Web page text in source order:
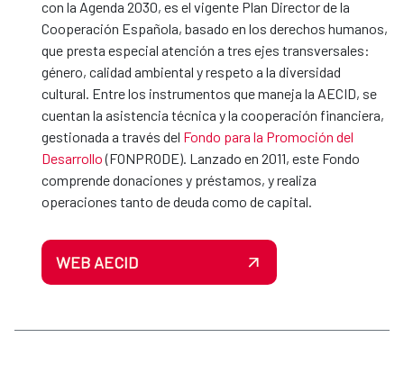
con la Agenda 2030, es el vigente Plan Director de la
Cooperación Española, basado en los derechos humanos,
que presta especial atención a tres ejes transversales:
género, calidad ambiental y respeto a la diversidad
cultural. Entre los instrumentos que maneja la AECID, se
cuentan la asistencia técnica y la cooperación financiera,
gestionada a través del Fondo para la Promoción del
Desarrollo(FONPRODE). Lanzado en 2011, este Fondo
comprende donaciones y préstamos, y realiza
operaciones tanto de deuda como de capital.
WEB AECID